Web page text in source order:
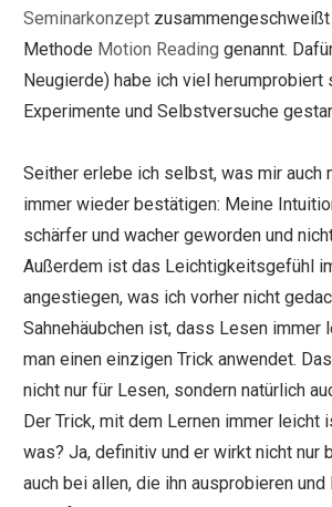
Seminarkonzept
Methode Motion Reading genannt.
Neugierde) habe ich viel herumprobiert
Experimente und Selbstversuche
Seither erlebe ich selbst, was mir auch
immer wieder bestätigen: Meine
schärfer und wacher geworden und
Außerdem ist das Leichtigkeitsgefühl
angestiegen, was ich vorher nicht
Sahnehäubchen ist, dass Lesen immer
man einen einzigen Trick anwendet.
nicht nur für Lesen, sondern natürlich
Der Trick, mit dem Lernen immer leicht
was? Ja, definitiv und er wirkt nicht nur
auch bei allen, die ihn ausprobieren